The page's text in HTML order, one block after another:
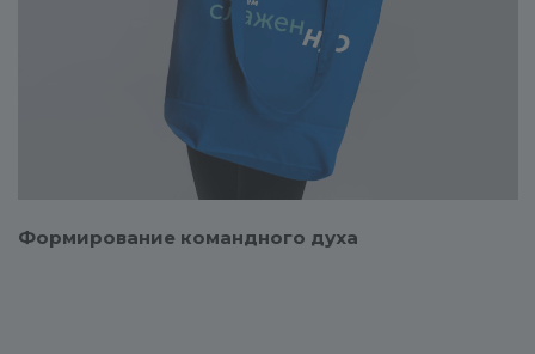
Смотреть проект
Формирование командного духа